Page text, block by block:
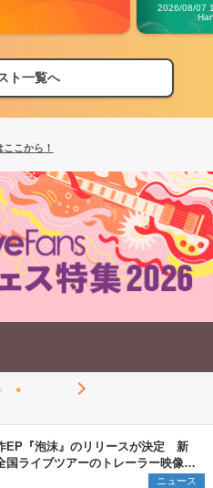
2026/08/07
ト一覧へ
こから！
上半期編発表！
こから！
上半期編発表！
EP『泡沫』のリリースが決定 新
国ライブツアーのトレーラー映像が
トあり】
ニュース